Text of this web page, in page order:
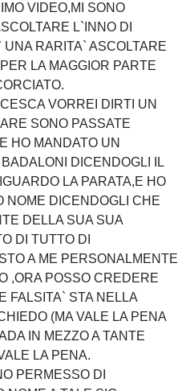
VIDEO,MI SONO
L`INNO DI
UNA RARITA` ASCOLTARE
LA MAGGIOR PARTE
VORREI DIRTI UN
SONO PASSATE
HO MANDATO UN
DICENDOGLI IL
LA PARATA,E HO
NOME DICENDOGLI CHE
DELLA SUA SUA
DI TUTTO DI
A ME PERSONALMENTE
,ORA POSSO CREDERE
FALSITA` STA NELLA
(MA VALE LA PENA
IN MEZZO A TANTE
LA PENA.
PERMESSO DI